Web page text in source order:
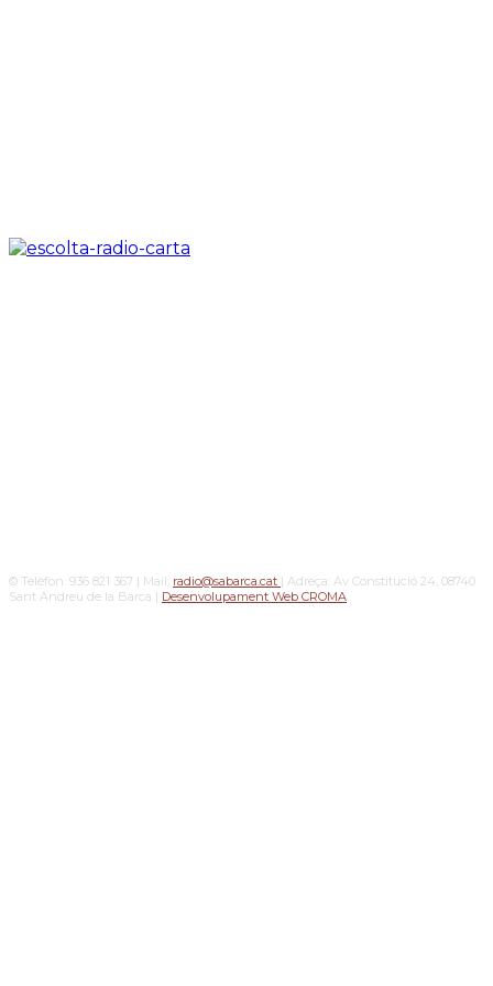
© Telèfon: 936 821 367 | Mail: radio@sabarca.cat | Adreça: Av Constitució 24, 08740
Sant Andreu de la Barca | Desenvolupament Web CROMA